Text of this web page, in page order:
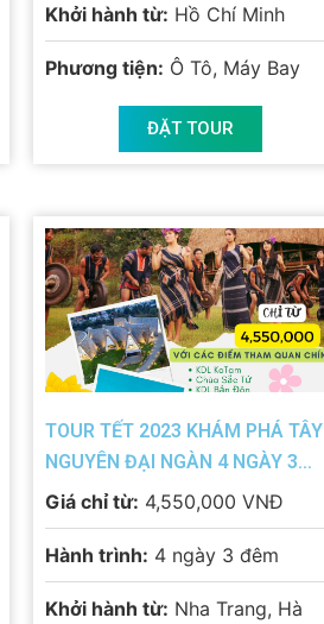
Khởi hành từ: Hồ Chí Minh
Phương tiện: Ô Tô, Máy Bay
ĐẶT TOUR
TOUR TẾT 2023 KHÁM PHÁ TÂY
NGUYÊN ĐẠI NGÀN 4 NGÀY 3
ĐÊM
Giá chỉ từ: 4,550,000 VNĐ
Hành trình: 4 ngày 3 đêm
Khởi hành từ: Nha Trang, Hà